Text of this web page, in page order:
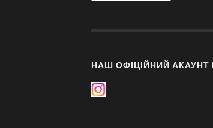
НАШ ОФІЦІЙНИЙ АКАУНТ